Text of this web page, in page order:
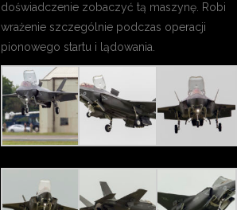
doświadczenie zobaczyć tą maszynę. Robi
wrażenie szczególnie podczas operacji
pionowego startu i lądowania.